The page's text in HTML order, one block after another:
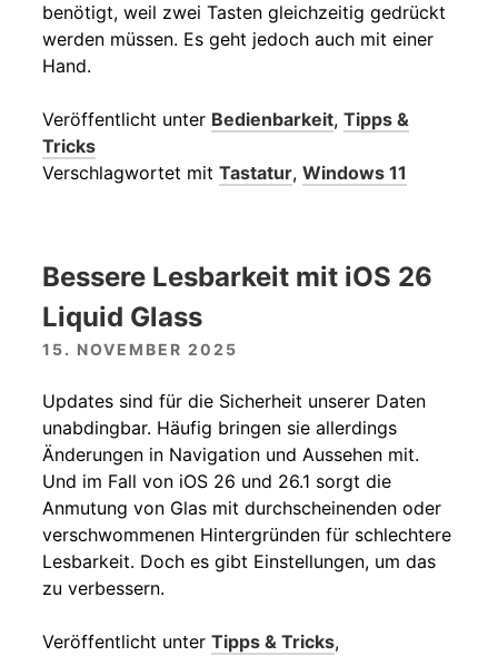
benötigt, weil zwei Tasten gleichzeitig gedrückt
werden müssen. Es geht jedoch auch mit einer
Hand.
Veröffentlicht unter Bedienbarkeit, Tipps &
Tricks
Verschlagwortet mit Tastatur, Windows 11
Bessere Lesbarkeit mit iOS 26
Liquid Glass
15. NOVEMBER 2025
Updates sind für die Sicherheit unserer Daten
unabdingbar. Häufig bringen sie allerdings
Änderungen in Navigation und Aussehen mit.
Und im Fall von iOS 26 und 26.1 sorgt die
Anmutung von Glas mit durchscheinenden oder
verschwommenen Hintergründen für schlechtere
Lesbarkeit. Doch es gibt Einstellungen, um das
zu verbessern.
Veröffentlicht unter Tipps & Tricks,